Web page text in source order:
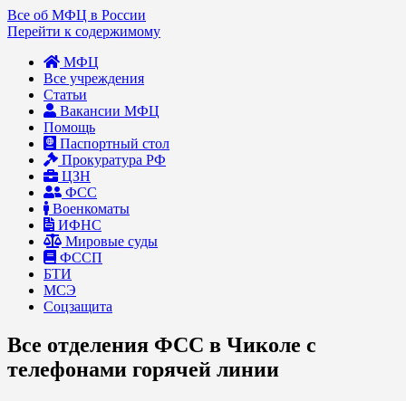
Все об МФЦ в России
Перейти к содержимому
МФЦ
Все учреждения
Статьи
Вакансии МФЦ
Помощь
Паспортный стол
Прокуратура РФ
ЦЗН
ФСС
Военкоматы
ИФНС
Мировые суды
ФССП
БТИ
МСЭ
Соцзащита
Все отделения ФСС в Чиколе с
телефонами горячей линии